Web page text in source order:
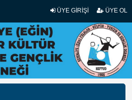
ÜYE GİRİŞİ ÜYE OL